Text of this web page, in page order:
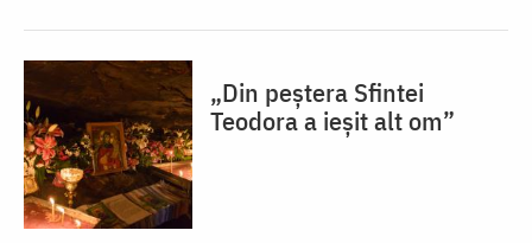
„Din peștera Sfintei
Teodora a ieșit alt om”